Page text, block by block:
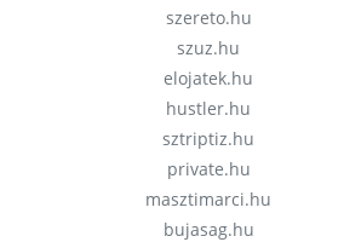
szereto.hu
szuz.hu
elojatek.hu
hustler.hu
sztriptiz.hu
private.hu
masztimarci.hu
bujasag.hu